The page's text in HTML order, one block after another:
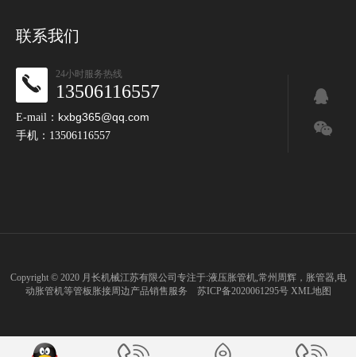
联系我们
24小时服务热线
13506116557
E-mail： kxbg365@qq.com
手机：13506116557
Copyright © 2020 月长机械江苏有限公司专注于:液压胀管机, 常州周辉， 胀管器 电
动胀管机等管板胀接周边产品销售服务 苏ICP备2020061295号 XML地图